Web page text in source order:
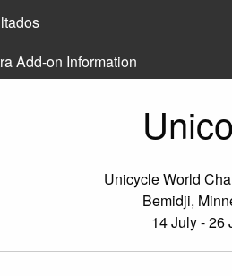
Add-on Information
Unicycle World
Bemidji,
14 July - 26